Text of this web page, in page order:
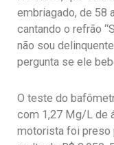
embriagado, de 58
cantando o refrão
não sou
pergunta se ele
O teste do
com 1,27 Mg/L de
motorista foi preso